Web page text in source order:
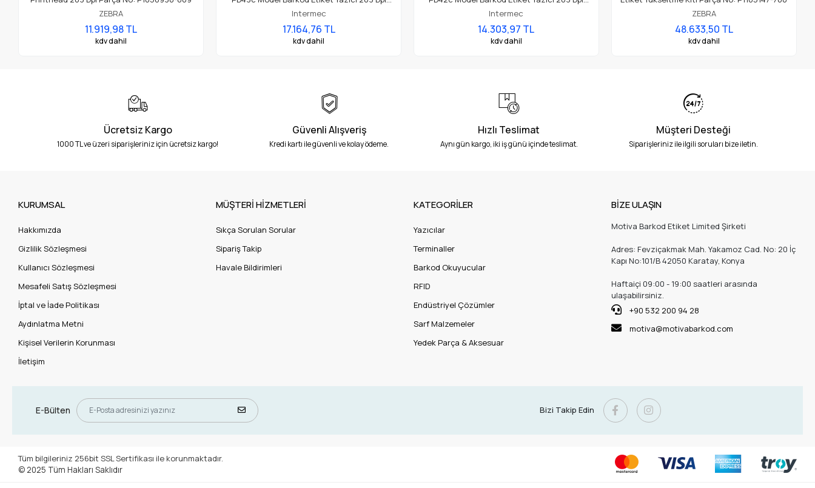
ZEBRA
11.919,98 TL
kdv dahil
Termal Baskı Kafası
Intermec
17.164,76 TL
kdv dahil
Termal Baskı Kafası
Intermec
14.303,97 TL
kdv dahil
ZEBRA
48.633,50 TL
kdv dahil
Ücretsiz Kargo
1000 TL ve üzeri siparişleriniz için ücretsiz kargo!
Güvenli Alışveriş
Kredi kartı ile güvenli ve kolay ödeme.
Hızlı Teslimat
Aynı gün kargo, iki iş günü içinde teslimat.
Müşteri Desteği
Siparişleriniz ile ilgili soruları bize iletin.
KURUMSAL
Hakkımızda
Gizlilik Sözleşmesi
Kullanıcı Sözleşmesi
Mesafeli Satış Sözleşmesi
İptal ve İade Politikası
Aydınlatma Metni
Kişisel Verilerin Korunması
İletişim
MÜŞTERİ HİZMETLERİ
Sıkça Sorulan Sorular
Sipariş Takip
Havale Bildirimleri
KATEGORİLER
Yazıcılar
Terminaller
Barkod Okuyucular
RFID
Endüstriyel Çözümler
Sarf Malzemeler
Yedek Parça & Aksesuar
BİZE ULAŞIN
Motiva Barkod Etiket Limited Şirketi
Adres: Fevziçakmak Mah. Yakamoz Cad. No: 20 İç
Kapı No:101/B 42050 Karatay, Konya
Haftaiçi 09:00 - 19:00 saatleri arasında
ulaşabilirsiniz.
+90 532 200 94 28
motiva@motivabarkod.com
E-Bülten Bizi Takip Edin
Tüm bilgileriniz 256bit SSL Sertifikası ile korunmaktadır.
© 2025 Tüm Hakları Saklıdır